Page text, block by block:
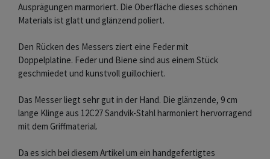
Ausprägungen marmoriert. Die Oberfläche dieses schönen
Materials ist glatt und glänzend poliert.
Den Rücken des Messers ziert eine Feder mit
Doppelplatine. Feder und Biene sind aus einem Stück
geschmiedet und kunstvoll guillochiert.
Das Messer liegt sehr gut in der Hand. Die glänzende, 9 cm
lange Klinge aus 12C27 Sandvik-Stahl harmoniert hervorragend
mit dem Griffmaterial.
Da es sich bei diesem Artikel um ein handgefertigtes